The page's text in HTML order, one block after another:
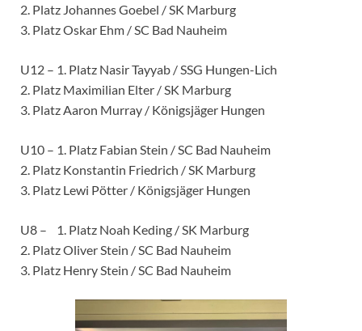
2. Platz Johannes Goebel / SK Marburg
3. Platz Oskar Ehm / SC Bad Nauheim
U12 – 1. Platz Nasir Tayyab / SSG Hungen-Lich
2. Platz Maximilian Elter / SK Marburg
3. Platz Aaron Murray / Königsjäger Hungen
U10 – 1. Platz Fabian Stein / SC Bad Nauheim
2. Platz Konstantin Friedrich / SK Marburg
3. Platz Lewi Pötter / Königsjäger Hungen
U8 – 1. Platz Noah Keding / SK Marburg
2. Platz Oliver Stein / SC Bad Nauheim
3. Platz Henry Stein / SC Bad Nauheim